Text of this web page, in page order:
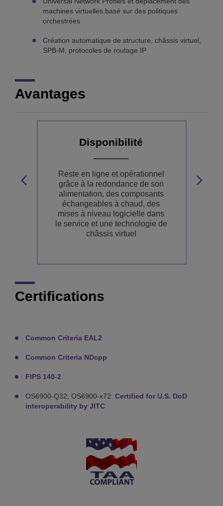
machines virtuelles basé sur des politiques
orchestrées
Création automatique de structure, châssis virtuel,
SPB-M, protocoles de routage IP
Avantages
Disponibilité
Reste en ligne et opérationnel
grâce à la redondance de son
alimentation, des composants
échangeables à chaud, des
mises à niveau logicielle dans
le service et une technologie de
châssis virtuel
Certifications
Common Criteria EAL2
Common Criteria NDcpp
FIPS 140-2
OS6900-Q32, OS6900-x72: Certified for U.S. DoD
interoperability by JITC